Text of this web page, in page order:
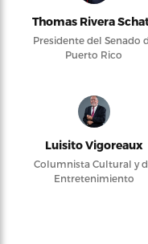
Thomas Rivera
Presidente del Senado
Puerto Rico
Luisito Vigoreaux
Columnista Cultural y
Entretenimiento